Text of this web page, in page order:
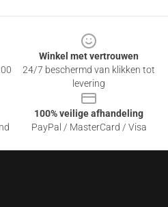
Winkel met vertrouwen
24/7 beschermd van klikken tot
levering
100% veilige afhandeling
PayPal / MasterCard / Visa